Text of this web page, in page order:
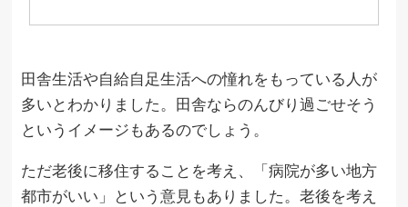
田舎生活や自給自足生活への憧れをもっている人が
多いとわかりました。田舎ならのんびり過ごせそう
というイメージもあるのでしょう。
ただ老後に移住することを考え、「病院が多い地方
都市がいい」という意見もありました。老後を考え